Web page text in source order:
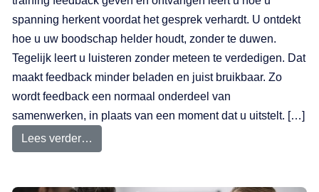
spanning herkent voordat het gesprek verhardt. U ontdekt
hoe u uw boodschap helder houdt, zonder te duwen.
Tegelijk leert u luisteren zonder meteen te verdedigen. Dat
maakt feedback minder beladen en juist bruikbaar. Zo
wordt feedback een normaal onderdeel van
samenwerken, in plaats van een moment dat u uitstelt. […]
Lees verder…